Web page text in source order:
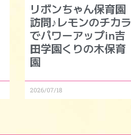
リボンちゃん保育園
訪問♪レモンのチカラ
でパワーアップin吉
田学園くりの木保育
園
2026/07/18